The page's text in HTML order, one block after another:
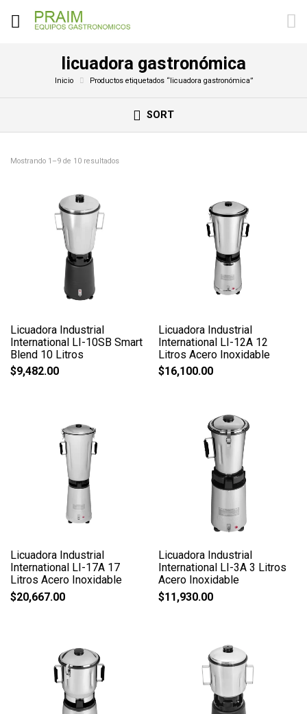
licuadora gastronómica
Inicio Productos etiquetados “licuadora gastronómica”
SORT
Mostrando 1–9 de 10 resultados
Licuadora Industrial
International LI-10SB Smart
Blend 10 Litros
$9,482.00
Licuadora Industrial
International LI-12A 12
Litros Acero Inoxidable
$16,100.00
Licuadora Industrial
International LI-17A 17
Litros Acero Inoxidable
$20,667.00
Licuadora Industrial
International LI-3A 3 Litros
Acero Inoxidable
$11,930.00